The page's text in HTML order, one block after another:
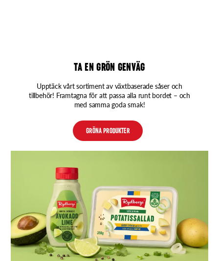
TA EN GRÖN GENVÄG
Upptäck vårt sortiment av växtbaserade såser och
tillbehör! Framtagna för att passa alla runt bordet – och
med samma goda smak!
GRÖNA PRODUKTER